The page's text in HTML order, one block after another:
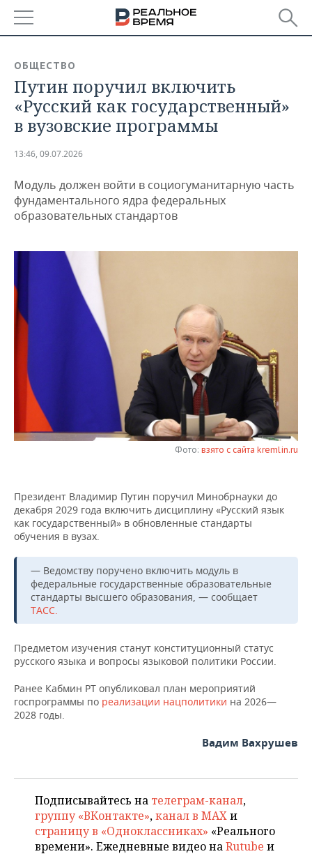
БАШКОРТОСТАН
ТАТАРСТАН
НОВОСТИ
АНАЛИТИКА
ДЕКЛАРАЦИИ О ДОХОДАХ
КОРОЛИ ГОСЗАКАЗА ПФО
КОМУ ПРИНАДЛЕЖАТ
ТОРГОВЫЕ ЦЕНТРЫ
ТАТАРСТАНА
НОВОСТИ ЭКОНОМИКИ
ФИНАНСЫ
ИНВЕСТИЦИИ
ПРОМЫШЛЕННОСТЬ
НОВОСТИ
ПРОМЫШЛЕННОСТИ
АГРОПРОМ
МАШИНОСТРОЕНИЕ
НЕФТЕХИМИЯ
ОПК
ЭНЕРГЕТИКА
НЕДВИЖИМОСТЬ
НОВОСТИ АВТО
НОВОСТИ БИЗНЕСА
РОЗНИЧНАЯ ТОРГОВЛЯ
ТРАНСПОРТ
УСЛУГИ
ТЕХНОЛОГИИ
НОВОСТИ ТЕХНОЛОГИЙ
IT
МЕДИА
ТЕЛЕКОММУНИКАЦИИ
НОВОСТИ МЕРОПРИЯТИЙ
ВЫЕЗДНАЯ РЕДАКЦИЯ
БИЗНЕС-БРАНЧИ
ОТКРЫТАЯ ЛЕКЦИЯ
СПОРТ
НОВОСТИ СПОРТА
ФУТБОЛ
БАСКЕТБОЛ
ВОЛЕЙБОЛ
ФИГУРНОЕ КАТАНИЕ
ВОДНЫЕ ВИДЫ СПОРТА
ХОККЕЙ С МЯЧОМ
ОБЩЕСТВО
НОВОСТИ ОБЩЕСТВА
ИНФРАСТРУКТУРА
ИСТОРИЯ
МЕДИЦИНА
ОБРАЗОВАНИЕ
ПРОИСШЕСТВИЯ
ФОТОГАЛЕРЕЯ
СПРАВОЧНИК
СПИСОК ПЕРСОН
ПОЛНАЯ ВЕРСИЯ
ОБЩЕСТВО
Путин поручил включить
«Русский как государственный»
в вузовские программы
13:46, 09.07.2026
Модуль должен войти в социогуманитарную часть
фундаментального ядра федеральных
образовательных стандартов
Фото: взято с сайта kremlin.ru
Президент Владимир Путин поручил Минобрнауки до
декабря 2029 года включить дисциплину «Русский язык
как государственный» в обновленные стандарты
обучения в вузах.
— Ведомству поручено включить модуль в
федеральные государственные образовательные
стандарты высшего образования, — сообщает
ТАСС.
Предметом изучения станут конституционный статус
русского языка и вопросы языковой политики России.
Ранее Кабмин РТ опубликовал план мероприятий
госпрограммы по реализации нацполитики на 2026—
2028 годы.
Вадим Вахрушев
Подписывайтесь на телеграм-канал,
группу «ВКонтакте»,канал в MAXи
страницу в «Одноклассниках» «Реального
времени». Ежедневные видео наRutube и